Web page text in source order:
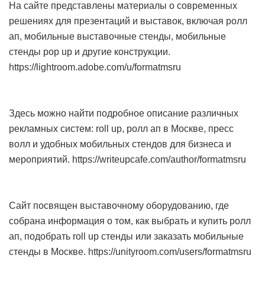
На сайте представлены материалы о современных
решениях для презентаций и выставок, включая ролл
ап, мобильные выставочные стенды, мобильные
стенды pop up и другие конструкции.
https://lightroom.adobe.com/u/formatmsru
Здесь можно найти подробное описание различных
рекламных систем: roll up, ролл ап в Москве, пресс
волл и удобных мобильных стендов для бизнеса и
мероприятий. https://writeupcafe.com/author/formatmsru
Сайт посвящен выставочному оборудованию, где
собрана информация о том, как выбрать и купить ролл
ап, подобрать roll up стенды или заказать мобильные
стенды в Москве. https://unityroom.com/users/formatmsru